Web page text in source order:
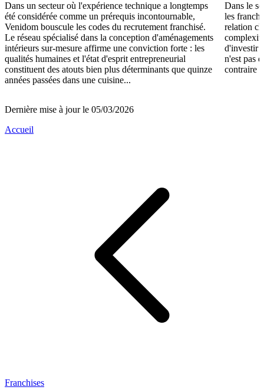
Dans un secteur où l'expérience technique a longtemps
été considérée comme un prérequis incontournable,
Venidom bouscule les codes du recrutement franchisé.
Le réseau spécialisé dans la conception d'aménagements
intérieurs sur-mesure affirme une conviction forte : les
qualités humaines et l'état d'esprit entrepreneurial
constituent des atouts bien plus déterminants que quinze
années passées dans une cuisine...
Dans le
les
relation
d'investir
n'est pas
contraire
Dernière mise à jour le 05/03/2026
Accueil
Franchises